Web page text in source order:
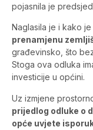
pojasnila je
Naglasila je i kako
prenamjenu
građevinsko, što
Stoga ova odluka
investicije u općini.
Uz izmjene
prijedlog odluke o
opće uvjete